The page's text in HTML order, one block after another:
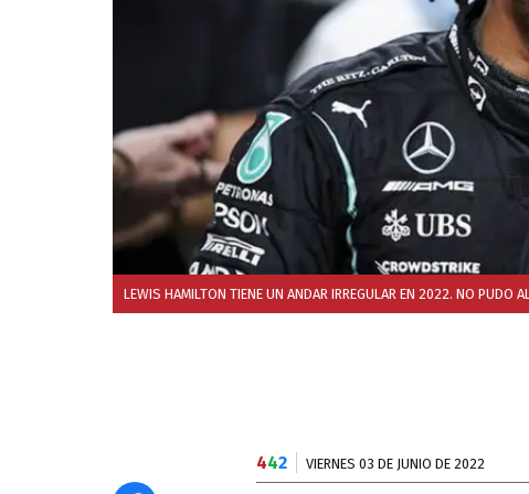
LEWIS HAMILTON TIENE UN ANDAR IRREGULAR EN 2022. NO PUDO
442 VIERNES 03 DE JUNIO DE 2022